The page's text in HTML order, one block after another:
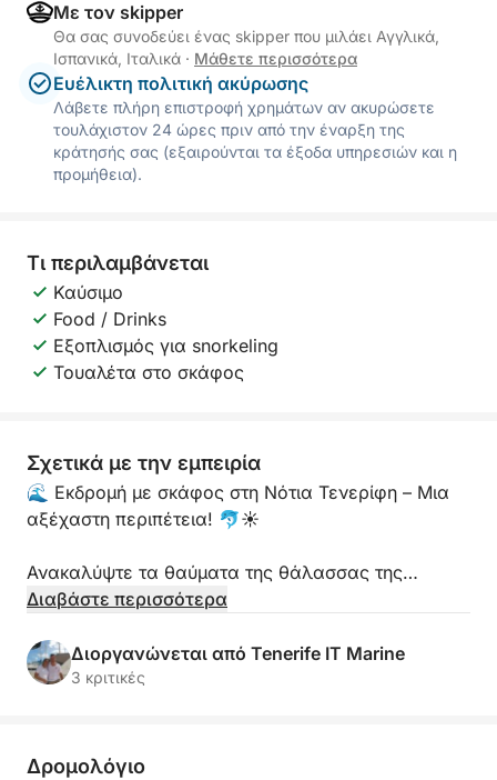
Με τον skipper
Θα σας συνοδεύει ένας skipper που μιλάει Αγγλικά,
Ισπανικά, Ιταλικά · Μάθετε περισσότερα
Ευέλικτη πολιτική ακύρωσης
Λάβετε πλήρη επιστροφή χρημάτων αν ακυρώσετε
τουλάχιστον 24 ώρες πριν από την έναρξη της
κράτησής σας (εξαιρούνται τα έξοδα υπηρεσιών και η
προμήθεια).
Τι περιλαμβάνεται
Καύσιμο
Food / Drinks
Εξοπλισμός για snorkeling
Τουαλέτα στο σκάφος
Σχετικά με την εμπειρία
🌊 Εκδρομή με σκάφος στη Νότια Τενερίφη – Μια
αξέχαστη περιπέτεια! 🐬☀️
Ανακαλύψτε τα θαύματα της θάλασσας της
Τενερίφης με μια αξέχαστη εκδρομή με σκάφος
Πλοηγηθείτε σε κρυστάλλινα νερά, θαυμάστε
μαγευτικά τοπία και ζήστε από κοντά την άγρια
🚤 Τι να περιμένετε:
Διαβάστε περισσότερα
Διοργανώνεται από Tenerife IT Marine
3 κριτικές
Δρομολόγιο